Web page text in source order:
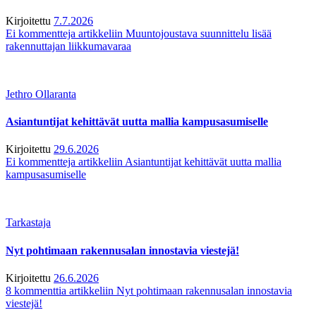
Kirjoitettu 7.7.2026
Ei kommentteja artikkeliin Muuntojoustava suunnittelu lisää
rakennuttajan liikkumavaraa
Jethro Ollaranta
Asiantuntijat kehittävät uutta mallia kampusasumiselle
Kirjoitettu 29.6.2026
Ei kommentteja artikkeliin Asiantuntijat kehittävät uutta mallia
kampusasumiselle
Tarkastaja
Nyt pohtimaan rakennusalan innostavia viestejä!
Kirjoitettu 26.6.2026
8 kommenttia artikkeliin Nyt pohtimaan rakennusalan innostavia
viestejä!